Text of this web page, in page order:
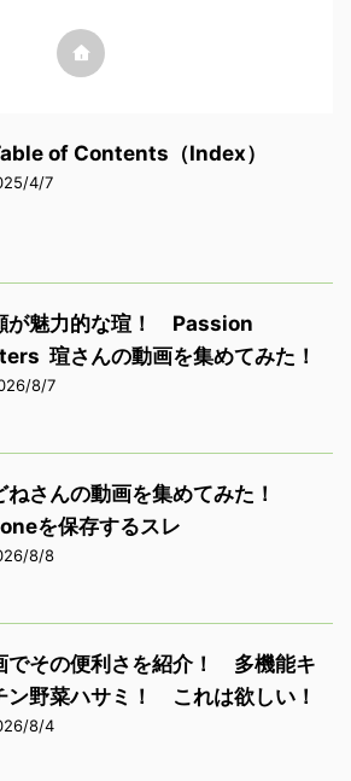
of Contents（Index）
4/7
が魅力的な瑄！ Passion
瑄さんの動画を集めてみた！
8/7
ねさんの動画を集めてみた！
を保存するスレ
8/8
でその便利さを紹介！ 多機能キ
ン野菜ハサミ！ これは欲しい！
8/4